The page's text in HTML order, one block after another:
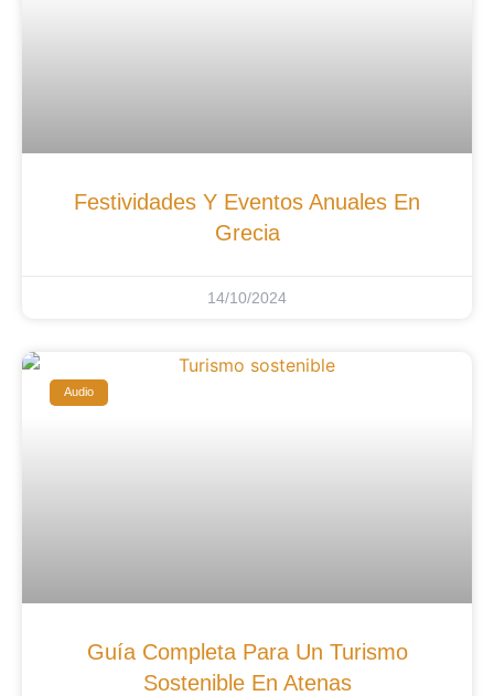
Festividades Y Eventos Anuales En
Grecia
14/10/2024
Audio
Guía Completa Para Un Turismo
Sostenible En Atenas